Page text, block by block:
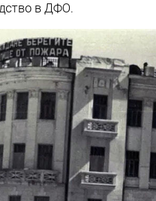
в ДФО.